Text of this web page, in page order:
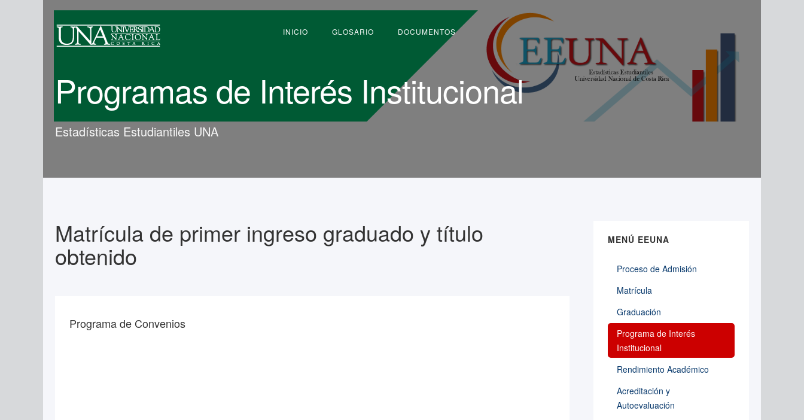
INICIO GLOSARIO DOCUMENTOS
Programas de Interés Institucional
Estadísticas Estudiantiles UNA
Matrícula de primer ingreso graduado y título
obtenido
Programa de Convenios
MENÚ EEUNA
Proceso de Admisión
Matrícula
Graduación
Programa de Interés
Institucional
Rendimiento Académico
Acreditación y
Autoevaluación